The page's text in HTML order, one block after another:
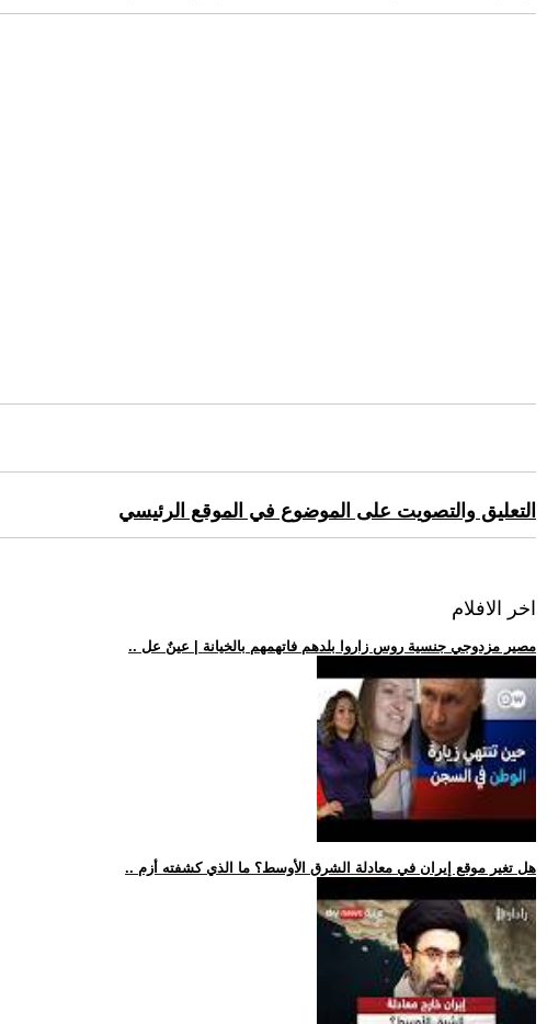
التعليق والتصويت على الموضوع في الموقع الرئيسي
اخر الافلام
.. مصير مزدوجي جنسية روس زاروا بلدهم فاتهمهم بالخيانة | عينٌ عل
.. هل تغير موقع إيران في معادلة الشرق الأوسط؟ ما الذي كشفته أزم